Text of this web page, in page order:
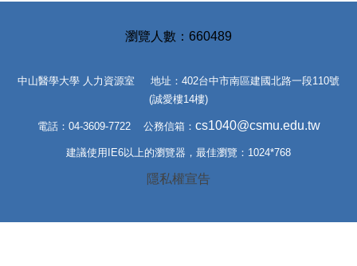
660489
中山醫學大學 人力資源室 地址：402台中市南區建國北路一段110號
(誠愛樓14樓)
電話：04-3609-7722 公務信箱： cs1040@csmu.edu.tw
建議使用IE6以上的瀏覽器，最佳瀏覽：1024*768
隱私權宣告